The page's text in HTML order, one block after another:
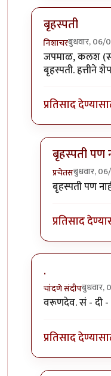
बृहस्पती
निशाचरबुधवार, 06/
In reply to
जपमाळ, कलश
बृहस्पती. हत्तीने
प्रतिसाद
बृहस्पती पण
प्रचेतसबुधवार,
In reply to
बृहस्पती पण
प्रतिसाद
.
चांदणे संदीपबुधवार,
In reply to
वरूणदेव. सं - दी
प्रतिसाद